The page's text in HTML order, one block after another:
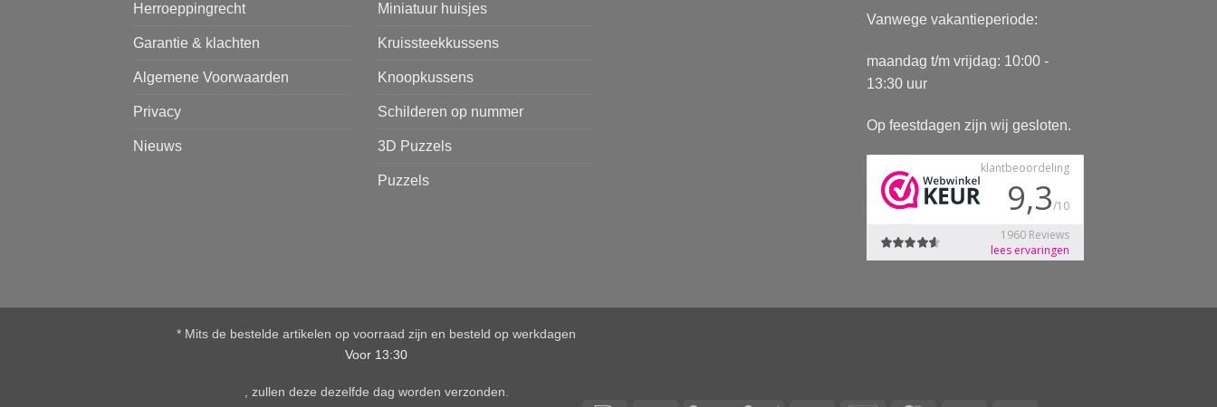
Herroeppingrecht
Garantie & klachten
Algemene Voorwaarden
Privacy
Nieuws
Miniatuur huisjes
Kruissteekkussens
Knoopkussens
Schilderen op nummer
3D Puzzels
Puzzels
Vanwege vakantieperiode:
maandag t/m vrijdag: 10:00 -
13:30 uur
Op feestdagen zijn wij gesloten.
* Mits de bestelde artikelen op voorraad zijn en besteld op werkdagen
Voor 13:30
, zullen deze dezelfde dag worden verzonden.